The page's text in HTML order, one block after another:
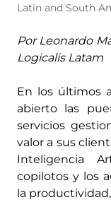
Latin and South
Por Leonardo
Logicalis Latam
En los últimos
abierto las
servicios
valor a sus
Inteligencia
copilotos y los
la